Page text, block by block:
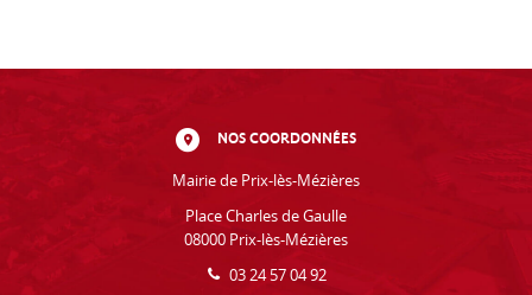
NOS COORDONNÉES
Mairie de Prix-lès-Mézières
Place Charles de Gaulle
08000 Prix-lès-Mézières
03 24 57 04 92